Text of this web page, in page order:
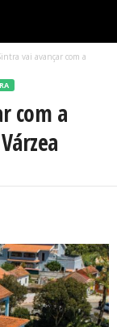
vai avançar com a
com a